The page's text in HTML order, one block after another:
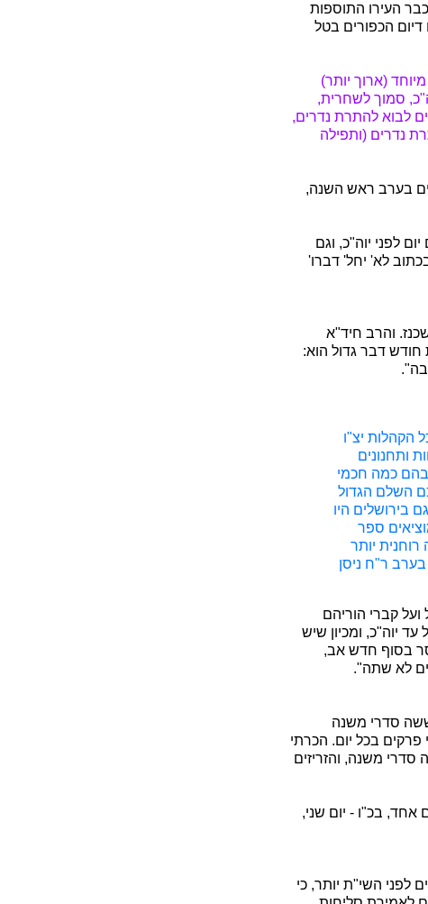
העירו התוספות
הכפורים בטל
(ארוך יותר)
סמוך לשחרית,
לבוא להתרת נדרים,
נדרים (ותפילה
בערב ראש השנה,
לפני יוה"כ, וגם
לא' יחל' דברו'
והרב חיד"א
חודש דבר גדול הוא:
הקהלות יצ"ו
ותחנונים
ובהם כמה חכמי
השלם הגדול
בירושלים היו
ספר
יותר
ר"ח ניסן
קברי הוריהם
יוה"כ, ומכיון שיש
בסוף חדש אב,
לא שתה".
סדרי משנה
בכל יום. הכרתי
סדרי משנה, והזריזים
אחד, בכ"ו - יום שני,
לפני השי"ת יותר, כי